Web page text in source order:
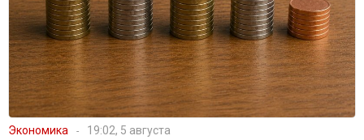
Экономика 19:02, 5 августа